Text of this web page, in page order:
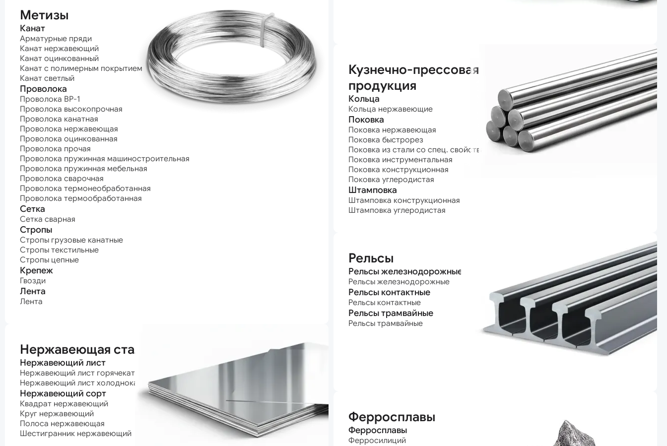
Метизы
Канат
Арматурные пряди
Канат нержавеющий
Канат оцинкованный
Канат с полимерным покрытием
Канат светлый
Проволока
Проволока ВР-1
Проволока высокопрочная
Проволока канатная
Проволока нержавеющая
Проволока оцинкованная
Проволока прочая
Проволока пружинная машиностроительная
Проволока пружинная мебельная
Проволока сварочная
Проволока термонеобработанная
Проволока термообработанная
Сетка
Сетка сварная
Стропы
Стропы грузовые канатные
Стропы текстильные
Стропы цепные
Крепеж
Гвозди
Лента
Лента
Нержавеющая сталь
Нержавеющий лист
Нержавеющий лист горячекатаный
Нержавеющий лист холоднокатаный
Нержавеющий сорт
Квадрат нержавеющий
Круг нержавеющий
Полоса нержавеющая
Шестигранник нержавеющий
Кузнечно-прессовая
продукция
Кольца
Кольца нержавеющие
Поковка
Поковка нержавеющая
Поковка быстрорез
Поковка из стали со спец. свойствами
Поковка инструментальная
Поковка конструкционная
Поковка углеродистая
Штамповка
Штамповка конструкционная
Штамповка углеродистая
Рельсы
Рельсы железнодорожные
Рельсы железнодорожные
Рельсы контактные
Рельсы контактные
Рельсы трамвайные
Рельсы трамвайные
Ферросплавы
Ферросплавы
Ферросилиций